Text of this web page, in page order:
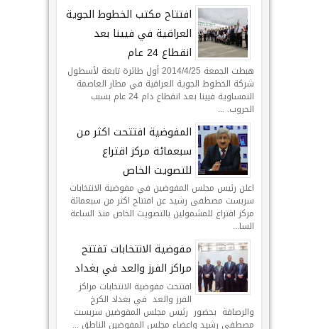
افتتاح مكتب الخطوط الجوية
العراقية في فيينا بعد
انقطاع 24 عام
هبطت الجمعة 2014/4/25 أول طائرة تابعة لأسطول
شركة الخطوط الجوية العراقية في مطار العاصمة
النمساوية فيينا بعد انقطاع دام 24 عام بسبب
الحروب. ...
المفوضية افتتحت اكثر من
سبعمائة مركز اقتراع
للتصويت الخاص
اعلن رئيس مجلس المفوضين في مفوضية الانتخابات
سربست مصطفى رشيد عن افتتاح اكثر من سبعمائة
مركز اقتراع للمشمولين بالتصويت الخاص منذ الساعة
السا...
مفوضية الانتخابات تفتتح
مراكز الفرز والعد في بغداد
افتتحت مفوضية الانتخابات مراكز
الفرز والعد في بغداد الكرخ
والرصافة بحضور رئيس مجلس المفوضين سربست
مصطفى رشيد واعضاء مجلس المفوضين الناطق ...